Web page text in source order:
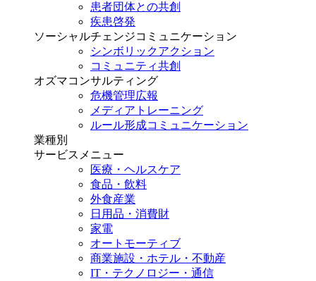
患者団体との共創
疾患啓発
ソーシャルチェンジコミュニケーション
シンボリックアクション
コミュニティ共創
オズマコンサルティング
危機管理広報
メディアトレーニング
ルール形成コミュニケーション
業種別
サービスメニュー
医療・ヘルスケア
食品・飲料
外食産業
日用品・消費財
家電
オートモーティブ
商業施設・ホテル・不動産
IT・テクノロジー・通信